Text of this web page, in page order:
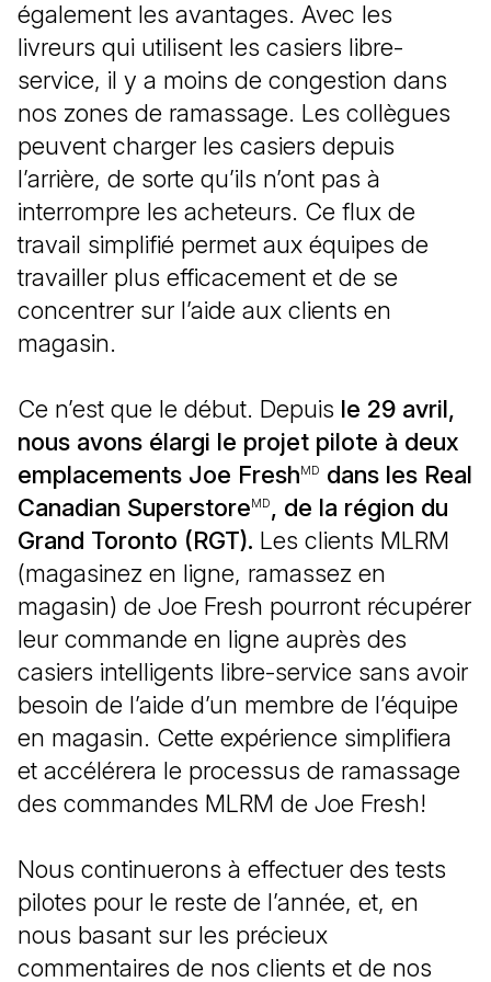
également les avantages. Avec les
livreurs qui utilisent les casiers libre-
service, il y a moins de congestion dans
nos zones de ramassage. Les collègues
peuvent charger les casiers depuis
l’arrière, de sorte qu’ils n’ont pas à
interrompre les acheteurs. Ce flux de
travail simplifié permet aux équipes de
travailler plus efficacement et de se
concentrer sur l’aide aux clients en
magasin.
Ce n’est que le début. Depuis le 29 avril,
nous avons élargi le projet pilote à deux
emplacements Joe FreshMD dans les Real
Canadian SuperstoreMD, de la région du
Grand Toronto (RGT). Les clients MLRM
(magasinez en ligne, ramassez en
magasin) de Joe Fresh pourront récupérer
leur commande en ligne auprès des
casiers intelligents libre-service sans avoir
besoin de l’aide d’un membre de l’équipe
en magasin. Cette expérience simplifiera
et accélérera le processus de ramassage
des commandes MLRM de Joe Fresh!
Nous continuerons à effectuer des tests
pilotes pour le reste de l’année, et, en
nous basant sur les précieux
commentaires de nos clients et de nos